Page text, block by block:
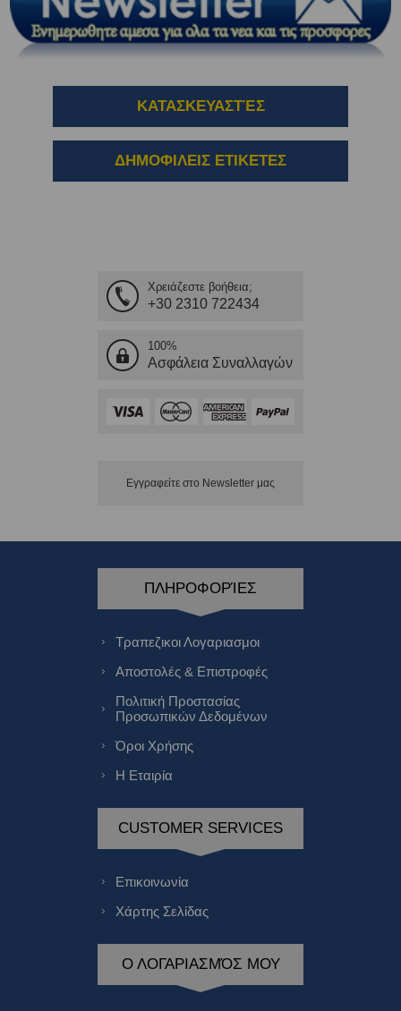
ΚΑΤΑΣΚΕΥΑΣΤΈΣ
ΔΗΜΟΦΙΛΕΙΣ ΕΤΙΚΕΤΕΣ
Χρειάζεστε βοήθεια;
+30 2310 722434
100%
Ασφάλεια Συναλλαγών
Εγγραφείτε στο Νewsletter μας
ΠΛΗΡΟΦΟΡΊΕΣ
Τραπεζικοι Λογαριασμοι
Αποστολές & Επιστροφές
Πολιτική Προστασίας
Προσωπικών Δεδομένων
Όροι Χρήσης
Η Εταιρία
CUSTOMER SERVICES
Επικοινωνία
Χάρτης Σελίδας
Ο ΛΟΓΑΡΙΑΣΜΌΣ ΜΟΥ